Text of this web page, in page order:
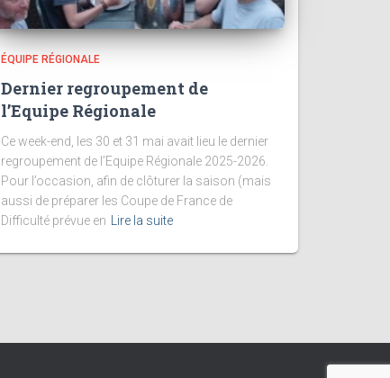
ÉQUIPE RÉGIONALE
Dernier regroupement de
l’Equipe Régionale
Ce week-end, les 30 et 31 mai avait lieu le dernier
regroupement de l’Equipe Régionale 2025-2026.
Pour l’occasion, afin de clôturer la saison (mais
aussi de préparer les Coupe de France de
Difficulté prévue en Lire la suite